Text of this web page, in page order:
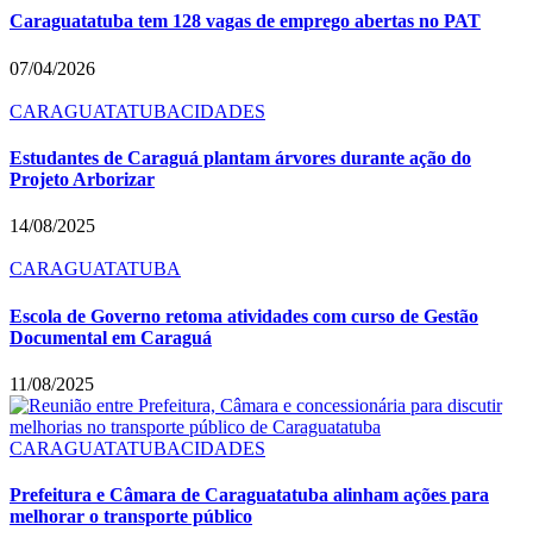
Caraguatatuba tem 128 vagas de emprego abertas no PAT
07/04/2026
CARAGUATATUBACIDADES
Estudantes de Caraguá plantam árvores durante ação do
Projeto Arborizar
14/08/2025
CARAGUATATUBA
Escola de Governo retoma atividades com curso de Gestão
Documental em Caraguá
11/08/2025
CARAGUATATUBACIDADES
Prefeitura e Câmara de Caraguatatuba alinham ações para
melhorar o transporte público